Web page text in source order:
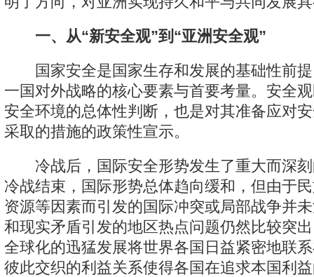
一、从“新安全观”到“亚洲安全观”
国家安全是国家生存和发展的基础性前提
一国对外战略的核心要素与首要考量。安全
安全环境的总体性判断，也是对其准备应对
采取的措施的政策性宣示。
冷战后，国际安全形势发生了重大而深刻
冷战结束，国际形势总体趋向缓和，但由于
资源等因素而引发的国际冲突或局部战争并
和现实矛盾引发的地区热点问题仍然比较突
全球化的迅猛发展将世界各国日益紧密地联
彼此交织的利益关系使得各国在追求本国利